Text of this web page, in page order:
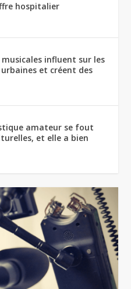
hospitalier
musicales influent sur les
et créent des
amateur se fout
et elle a bien